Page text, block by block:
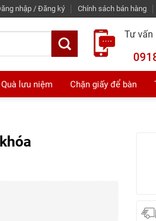
nhập / Đăng ký Chính sách bán hàng
Tư vấn
Quà lưu niệm Chặn giấy để bàn